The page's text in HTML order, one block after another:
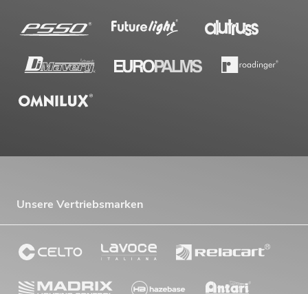
Unsere Vertriebsmarken